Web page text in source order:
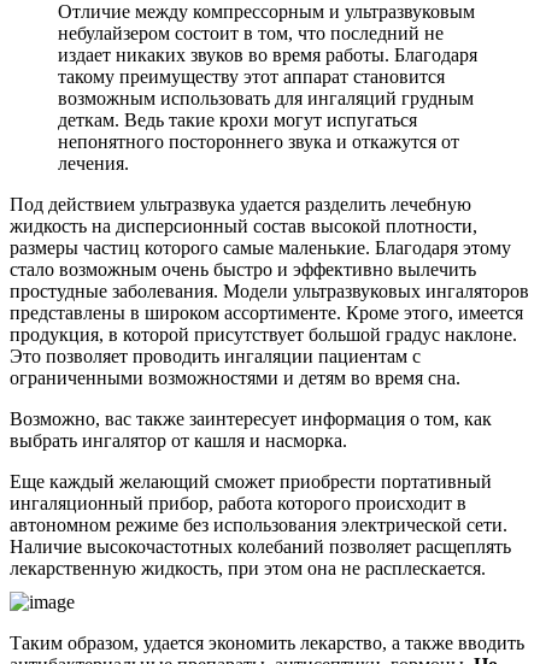
Отличие между компрессорным и ультразвуковым
небулайзером состоит в том, что последний не
издает никаких звуков во время работы. Благодаря
такому преимуществу этот аппарат становится
возможным использовать для ингаляций грудным
деткам. Ведь такие крохи могут испугаться
непонятного постороннего звука и откажутся от
лечения.
Под действием ультразвука удается разделить лечебную
жидкость на дисперсионный состав высокой плотности,
размеры частиц которого самые маленькие. Благодаря этому
стало возможным очень быстро и эффективно вылечить
простудные заболевания. Модели ультразвуковых ингаляторов
представлены в широком ассортименте. Кроме этого, имеется
продукция, в которой присутствует большой градус наклоне.
Это позволяет проводить ингаляции пациентам с
ограниченными возможностями и детям во время сна.
Возможно, вас также заинтересует информация о том, как
выбрать ингалятор от кашля и насморка.
Еще каждый желающий сможет приобрести портативный
ингаляционный прибор, работа которого происходит в
автономном режиме без использования электрической сети.
Наличие высокочастотных колебаний позволяет расщеплять
лекарственную жидкость, при этом она не расплескается.
Таким образом, удается экономить лекарство, а также вводить